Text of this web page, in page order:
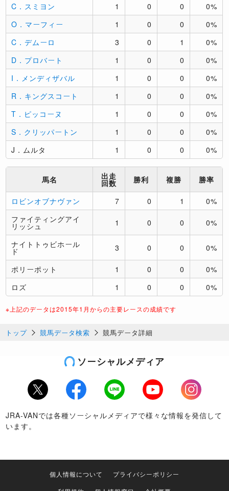
C．スミヨン
1 0 0
0%
O．マーフィー
1 0 0
0%
C．デムーロ
3 0 1
0%
D．プロバート
1 0 0
0%
I．メンディザバル
1 0 0
0%
R．キングスコート
1 0 0
0%
T．ピッコーヌ
1 0 0
0%
S．クリッパートン
1 0 0
0%
J．ムルタ
1 0 0 0%
馬名 出走
回数 勝利 複勝 勝率
ロビンオブナヴァン 7 0 1
0%
ファイティングアイ
リッシュ 1 0 0 0%
ナイトトゥビホール
ド 3 0 0 0%
ポリーポット 1 0 0
0%
ロズ
1 0 0 0%
※上記のデータは2015年1月からの主要レースの成績です
トップ 競馬データ検索 競馬データ詳細
ソーシャルメディア
Twitter Facebook LINE Youtube
Instagram
JRA-VANでは各種ソーシャルメディアで様々な情報を発信して
います。
個人情報について
プライバシーポリシー